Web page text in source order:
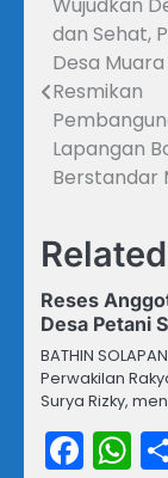
Navigasi
pos
dan Sehat,
Desa
Resmikan
Lapangan
Berstandar
Reses
Desa Petani
BATHIN
Perwakilan
Surya Rizky,